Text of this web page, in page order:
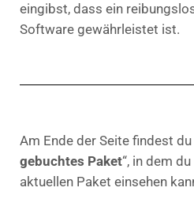
eingibst, dass ein
Software gewährleistet ist.
Am Ende der Seite findest
gebuchtes Paket“, in dem
aktuellen Paket einsehen